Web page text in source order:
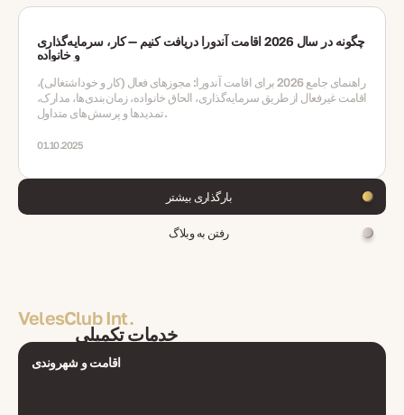
چگونه در سال 2026 اقامت آندورا دریافت کنیم — کار، سرمایه‌گذاری
و خانواده
راهنمای جامع 2026 برای اقامت آندورا: مجوزهای فعال (کار و خوداشتغالی)،
اقامت غیرفعال از طریق سرمایه‌گذاری، الحاق خانواده، زمان‌بندی‌ها، مدارک،
تمدیدها و پرسش‌های متداول.
01.10.2025
بارگذاری بیشتر
رفتن به وبلاگ
VelesClub Int.
خدمات تکمیلی
اقامت و شهروندی